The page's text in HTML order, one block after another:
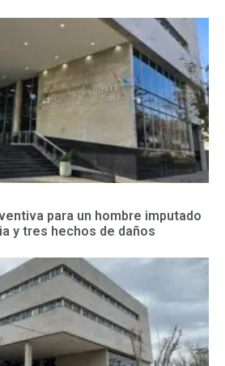
para un hombre imputado
y tres hechos de daños